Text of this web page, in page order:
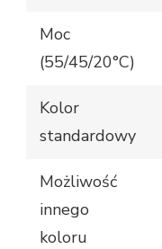
Moc
(55/45/20°C)
Kolor
standardowy
Możliwość
innego
koloru